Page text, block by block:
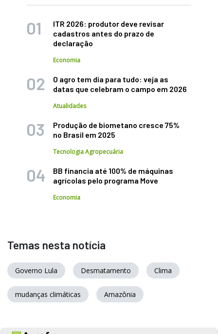
ITR 2026: produtor deve revisar
cadastros antes do prazo de
declaração
Economia
O agro tem dia para tudo: veja as
datas que celebram o campo em 2026
Atualidades
Produção de biometano cresce 75%
no Brasil em 2025
Tecnologia Agropecuária
BB financia até 100% de máquinas
agrícolas pelo programa Move
Economia
Temas nesta notícia
Governo Lula Desmatamento Clima
mudanças climáticas Amazônia